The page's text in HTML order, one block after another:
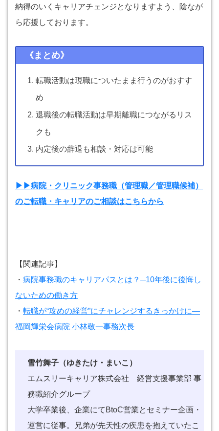
納得のいくキャリアチェンジとなりますよう、陰なが
ら応援しております。
《まとめ》
転職活動は現職についたまま行うのがおすす
め
退職後の転職活動は早期離職につながるリス
クも
内定後の辞退も相談・対応は可能
▶▶病院・クリニック事務職（管理職／管理職候補）
のご転職・キャリアのご相談はこちらから
【関連記事】
・ 病院事務職のキャリアパスとは？─10年後に後悔し
ないための働き方
・ 転職が“攻めの経営”にチャレンジするきっかけに―
福岡輝栄会病院 小林敬一事務次長
雪竹舞子（ゆきたけ・まいこ）
エムスリーキャリア株式会社 経営支援事業部 事
務職紹介グループ
大学卒業後、企業にてBtoC営業とセミナー企画・
運営に従事。兄弟が先天性の疾患を抱えていたこ